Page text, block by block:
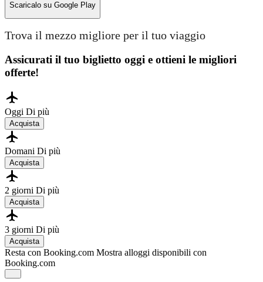
Scaricalo su Google Play
Trova il mezzo migliore per il tuo viaggio
Assicurati il ​​tuo biglietto oggi e ottieni le migliori
offerte!
Oggi Di più
Acquista
Domani Di più
Acquista
2 giorni Di più
Acquista
3 giorni Di più
Acquista
Resta con Booking.com Mostra alloggi disponibili con
Booking.com